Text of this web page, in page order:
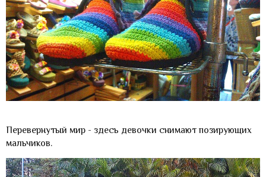
Перевернутый мир - здесь девочки снимают позирующих
мальчиков.